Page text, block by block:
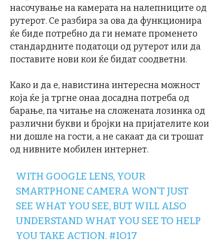
насочување на камерата на налепниците од
рутерот. Се разбира за ова да функционира
ќе биде потребно да ги немате променето
стандардните податоци од рутерот или да
поставите нови кои ќе бидат соодветни.
Како и да е, навистина интересна можност
која ќе ја тргне онаа досадна потреба од
барање, па читање на сложената лозинка од
различни букви и бројки на пријателите кои
ни дошле на гости, а не сакаат да си трошат
од нивните мобилен интернет.
WITH GOOGLE LENS, YOUR
SMARTPHONE CAMERA WON’T JUST
SEE WHAT YOU SEE, BUT WILL ALSO
UNDERSTAND WHAT YOU SEE TO HELP
YOU TAKE ACTION. #IO17